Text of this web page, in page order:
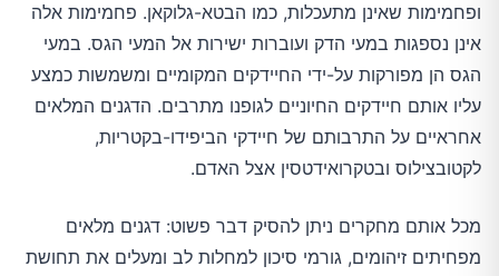
ופחמימות שאינן מתעכלות, כמו הבטא-גלוקאן. פחמימות אלה
אינן נספגות במעי הדק ועוברות ישירות אל המעי הגס. במעי
הגס הן מפורקות על-ידי החיידקים המקומיים ומשמשות כמצע
עליו אותם חיידקים החיוניים לגופנו מתרבים. הדגנים המלאים
אחראיים על התרבותם של חיידקי הביפידו-בקטריות,
לקטובצילוס ובטקרואידטסין אצל האדם.
מכל אותם מחקרים ניתן להסיק דבר פשוט: דגנים מלאים
מפחיתים זיהומים, גורמי סיכון למחלות לב ומעלים את תחושת